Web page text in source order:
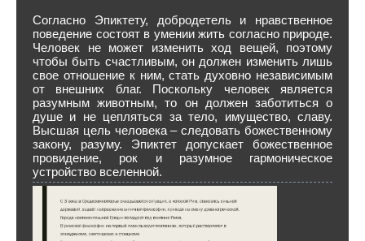
Согласно Эпиктету, добродетель и нравственное
поведение состоят в умении жить согласно природе.
Человек не может изменить ход вещей, поэтому
чтобы быть счастливым, он должен изменить лишь
свое отношение к ним, стать духовно независимым
от внешних благ. Поскольку человек является
разумным животным, то он должен заботиться о
душе и не цепляться за тело, имущество, славу.
Высшая цель человека – следовать божественному
закону, разуму. Эпиктет допускает божественное
провидение, рок и разумное гармоническое
устройство вселенной.